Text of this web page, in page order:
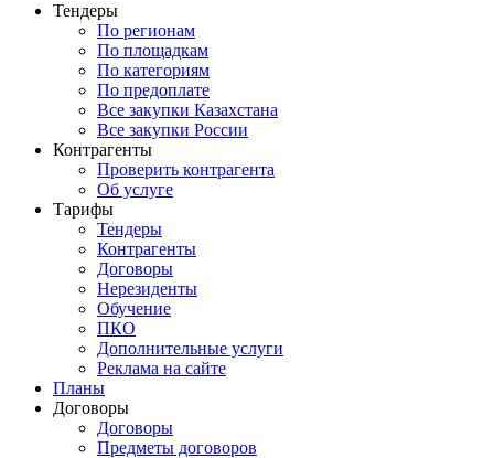
Тендеры
По регионам
По площадкам
По категориям
По предоплате
Все закупки Казахстана
Все закупки России
Контрагенты
Проверить контрагента
Об услуге
Тарифы
Тендеры
Контрагенты
Договоры
Нерезиденты
Обучение
ПКО
Дополнительные услуги
Реклама на сайте
Планы
Договоры
Договоры
Предметы договоров